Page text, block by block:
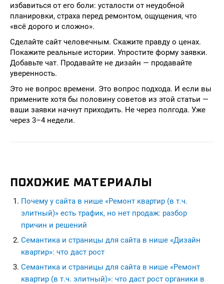
избавиться от его боли: усталости от неудобной
планировки, страха перед ремонтом, ощущения, что
«всё дорого и сложно».
Сделайте сайт человечным. Скажите правду о ценах.
Покажите реальные истории. Упростите форму заявки.
Добавьте чат. Продавайте не дизайн — продавайте
уверенность.
Это не вопрос времени. Это вопрос подхода. И если вы
примените хотя бы половину советов из этой статьи —
ваши заявки начнут приходить. Не через полгода. Уже
через 3–4 недели.
ПОХОЖИЕ МАТЕРИАЛЫ
Почему у сайта в нише «Ремонт квартир (в т.ч.
элитный)» есть трафик, но нет продаж: разбор
причин и решений
Семантика и страницы для сайта в нише «Дизайн
квартир»: что даст рост
Семантика и страницы для сайта в нише «Ремонт
квартир (в т.ч. элитный)»: что даст рост органики в